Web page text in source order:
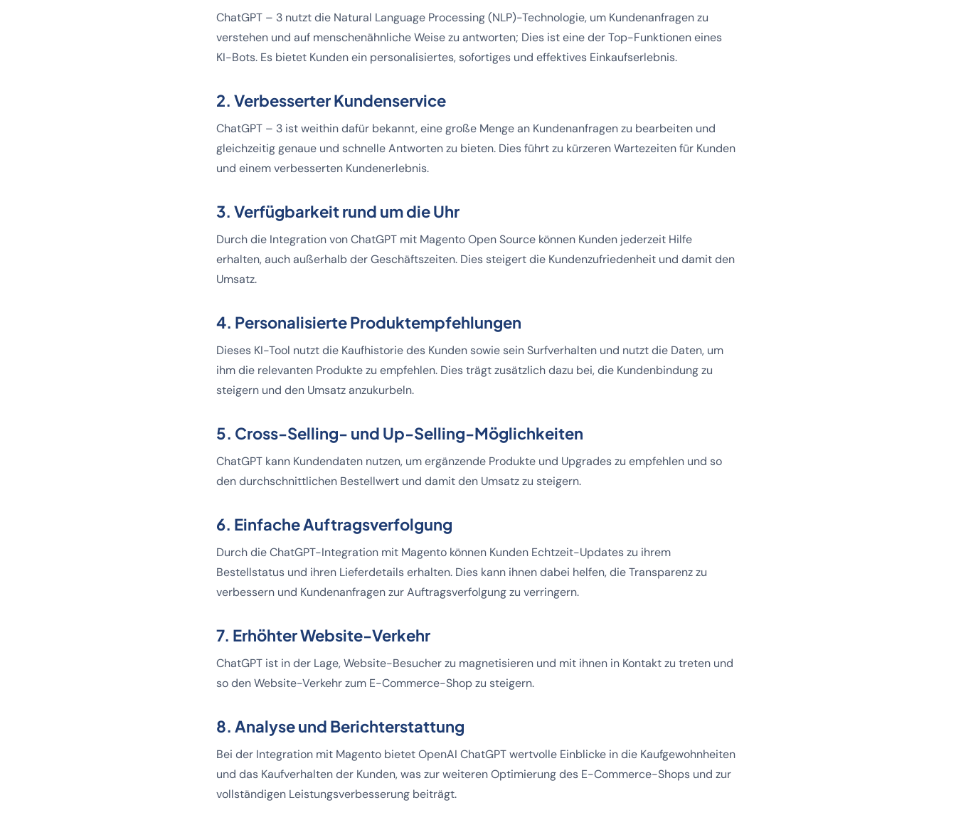
ChatGPT – 3 nutzt die Natural Language Processing (NLP)-Technologie, um Kundenanfragen zu
verstehen und auf menschenähnliche Weise zu antworten; Dies ist eine der Top-Funktionen eines
KI-Bots. Es bietet Kunden ein personalisiertes, sofortiges und effektives Einkaufserlebnis.
2. Verbesserter Kundenservice
ChatGPT – 3 ist weithin dafür bekannt, eine große Menge an Kundenanfragen zu bearbeiten und
gleichzeitig genaue und schnelle Antworten zu bieten. Dies führt zu kürzeren Wartezeiten für Kunden
und einem verbesserten Kundenerlebnis.
3. Verfügbarkeit rund um die Uhr
Durch die Integration von ChatGPT mit Magento Open Source können Kunden jederzeit Hilfe
erhalten, auch außerhalb der Geschäftszeiten. Dies steigert die Kundenzufriedenheit und damit den
Umsatz.
4. Personalisierte Produktempfehlungen
Dieses KI-Tool nutzt die Kaufhistorie des Kunden sowie sein Surfverhalten und nutzt die Daten, um
ihm die relevanten Produkte zu empfehlen. Dies trägt zusätzlich dazu bei, die Kundenbindung zu
steigern und den Umsatz anzukurbeln.
5. Cross-Selling- und Up-Selling-Möglichkeiten
ChatGPT kann Kundendaten nutzen, um ergänzende Produkte und Upgrades zu empfehlen und so
den durchschnittlichen Bestellwert und damit den Umsatz zu steigern.
6. Einfache Auftragsverfolgung
Durch die ChatGPT-Integration mit Magento können Kunden Echtzeit-Updates zu ihrem
Bestellstatus und ihren Lieferdetails erhalten. Dies kann ihnen dabei helfen, die Transparenz zu
verbessern und Kundenanfragen zur Auftragsverfolgung zu verringern.
7. Erhöhter Website-Verkehr
ChatGPT ist in der Lage, Website-Besucher zu magnetisieren und mit ihnen in Kontakt zu treten und
so den Website-Verkehr zum E-Commerce-Shop zu steigern.
8. Analyse und Berichterstattung
Bei der Integration mit Magento bietet OpenAI ChatGPT wertvolle Einblicke in die Kaufgewohnheiten
und das Kaufverhalten der Kunden, was zur weiteren Optimierung des E-Commerce-Shops und zur
vollständigen Leistungsverbesserung beiträgt.